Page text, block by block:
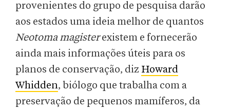
provenientes do grupo de pesquisa darão
aos estados uma ideia melhor de quantos
Neotoma magisterexistem e fornecerão
ainda mais informações úteis para os
planos de conservação, diz Howard
Whidden, biólogo que trabalha com a
preservação de pequenos mamíferos, da